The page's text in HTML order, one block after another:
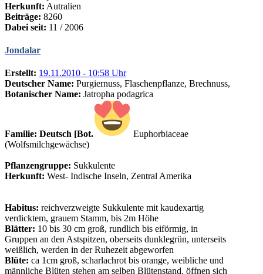
Herkunft: Autralien
Beiträge: 8260
Dabei seit: 11 / 2006
Jondalar
Erstellt: 19.11.2010 - 10:58 Uhr
Deutscher Name: Purgiernuss, Flaschenpflanze, Brechnuss,
Botanischer Name: Jatropha podagrica
Familie: Deutsch [Bot.
Euphorbiaceae
(Wolfsmilchgewächse)
Pflanzengruppe: Sukkulente
Herkunft: West- Indische Inseln, Zentral Amerika
Habitus: reichverzweigte Sukkulente mit kaudexartig
verdicktem, grauem Stamm, bis 2m Höhe
Blätter: 10 bis 30 cm groß, rundlich bis eiförmig, in
Gruppen an den Astspitzen, oberseits dunklegrün, unterseits
weißlich, werden in der Ruhezeit abgeworfen
Blüte: ca 1cm groß, scharlachrot bis orange, weibliche und
männliche Blüten stehen am selben Blütenstand, öffnen sich